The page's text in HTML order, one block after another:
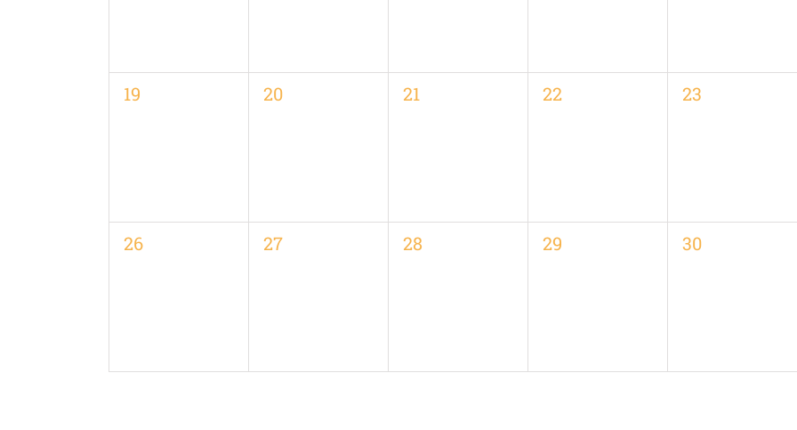
0
19
0
20
0
21
0
22
0
23
0
26
0
27
0
28
0
29
0
30